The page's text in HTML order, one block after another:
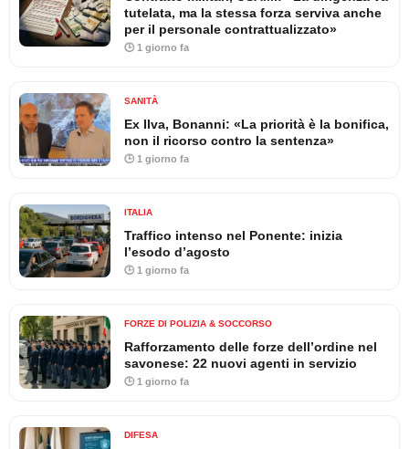
tutelata, ma la stessa forza serviva anche
per il personale contrattualizzato»
🕒 1 giorno fa
SANITÀ
Ex Ilva, Bonanni: «La priorità è la bonifica,
non il ricorso contro la sentenza»
🕒 1 giorno fa
ITALIA
Traffico intenso nel Ponente: inizia
l’esodo d’agosto
🕒 1 giorno fa
FORZE DI POLIZIA & SOCCORSO
Rafforzamento delle forze dell’ordine nel
savonese: 22 nuovi agenti in servizio
🕒 1 giorno fa
DIFESA